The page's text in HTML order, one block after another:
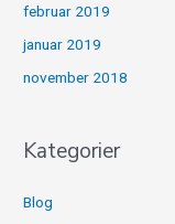
februar 2019
januar 2019
november 2018
Kategorier
Blog